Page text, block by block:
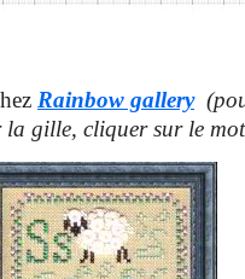
Rainbow gallery
gille, cliquer sur le mot